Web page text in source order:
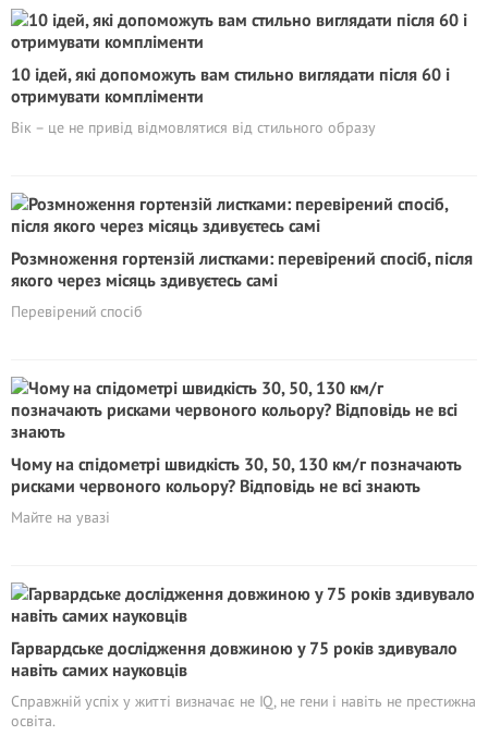
10 ідей, які допоможуть вам стильно виглядати після 60 і
отримувати компліменти
Вік – це не привід відмовлятися від стильного образу
Розмноження гортензій листками: перевірений спосіб, після
якого через місяць здивуєтесь самі
Перевірений спосіб
Чому на спідометрі швидкість 30, 50, 130 км/г позначають
рисками червоного кольору? Відповідь не всі знають
Майте на увазі
Гарвардське дослідження довжиною у 75 років здивувало
навіть самих науковців
Справжній успіх у житті визначає не IQ, не гени і навіть не престижна
освіта.